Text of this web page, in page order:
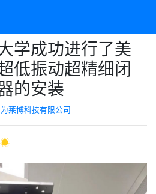
学成功进行了美
低振动超精细闭
的安装
莱博科技有限公司